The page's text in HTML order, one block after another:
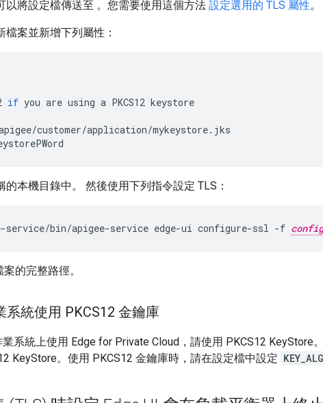
以將設定檔傳送至 。您需要使用這個方法 設定選用的 TLS 屬性。
案並新增下列屬性：
if you are using a PKCS12 keystore
/customer/application/mykeystore. jks
本機目錄中。 然後使用下列指令設定 TLS：
service/bin/apigee-service edge-ui configure-ssl -f
的完整路徑。
系統使用 PKCS12 金鑰庫
系統上使用 Edge for Private Cloud，請使用 PKCS12 KeyStore
KeyStore。使用 PKCS12 金鑰庫時，請在設定檔中設定